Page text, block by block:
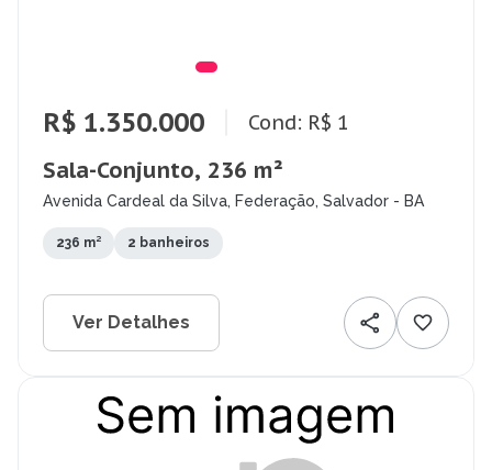
R$ 1.350.000 Cond: R$ 1
Sala-Conjunto, 236 m²
Avenida Cardeal da Silva, Federação, Salvador - BA
236 m² 2 banheiros
Ver Detalhes